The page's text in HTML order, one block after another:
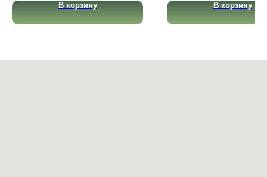
В корзину В корзину